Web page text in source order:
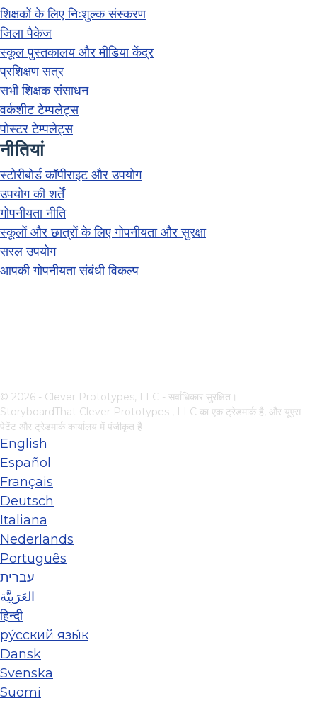
शिक्षकों के लिए निःशुल्क संस्करण
जिला पैकेज
स्कूल पुस्तकालय और मीडिया केंद्र
प्रशिक्षण सत्र
सभी शिक्षक संसाधन
वर्कशीट टेम्पलेट्स
पोस्टर टेम्पलेट्स
नीतियां
स्टोरीबोर्ड कॉपीराइट और उपयोग
उपयोग की शर्तें
गोपनीयता नीति
स्कूलों और छात्रों के लिए गोपनीयता और सुरक्षा
सरल उपयोग
आपकी गोपनीयता संबंधी विकल्प
© 2026 - Clever Prototypes, LLC - सर्वाधिकार सुरक्षित।
StoryboardThat Clever Prototypes , LLC का एक ट्रेडमार्क है, और यूएस
पेटेंट और ट्रेडमार्क कार्यालय में पंजीकृत है
English
Español
Français
Deutsch
Italiana
Nederlands
Português
עברית
العَرَبِيَّة
हिन्दी
ру́сский язы́к
Dansk
Svenska
Suomi